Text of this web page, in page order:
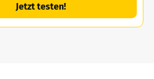
Jetzt testen!